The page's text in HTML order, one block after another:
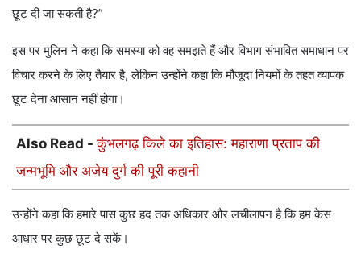
छूट दी जा सकती है?”
इस पर मुलिन ने कहा कि समस्या को वह समझते हैं और विभाग संभावित समाधान पर
विचार करने के लिए तैयार है, लेकिन उन्होंने कहा कि मौजूदा नियमों के तहत व्यापक
छूट देना आसान नहीं होगा।
Also Read -कुंभलगढ़ किले का इतिहास: महाराणा प्रताप की
जन्मभूमि और अजेय दुर्ग की पूरी कहानी
उन्होंने कहा क‍ि हमारे पास कुछ हद तक अधिकार और लचीलापन है कि हम केस
आधार पर कुछ छूट दे सकें।